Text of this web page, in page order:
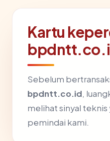
Kartu
Sebelum
bpdntt.co.id,
melihat sinyal
pemindai kami.